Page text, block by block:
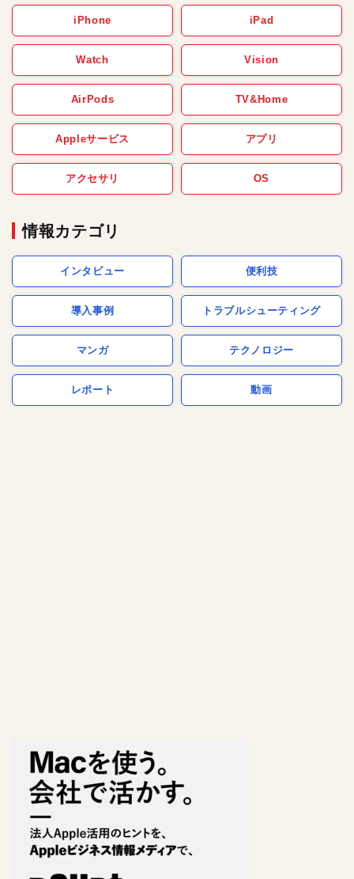
iPhone iPad
Watch Vision
AirPods TV&Home
Appleサービス アプリ
アクセサリ OS
情報カテゴリ
インタビュー 便利技
導入事例 トラブルシューティング
マンガ テクノロジー
レポート 動画